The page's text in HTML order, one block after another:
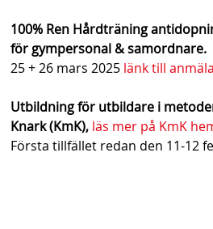
100% Ren Hårdträning
för gympersonal & samordnare.
25 + 26 mars 2025 länk till
Utbildning för utbildare i
Knark (KmK), läs mer på KmK
Första tillfället redan den 11-12